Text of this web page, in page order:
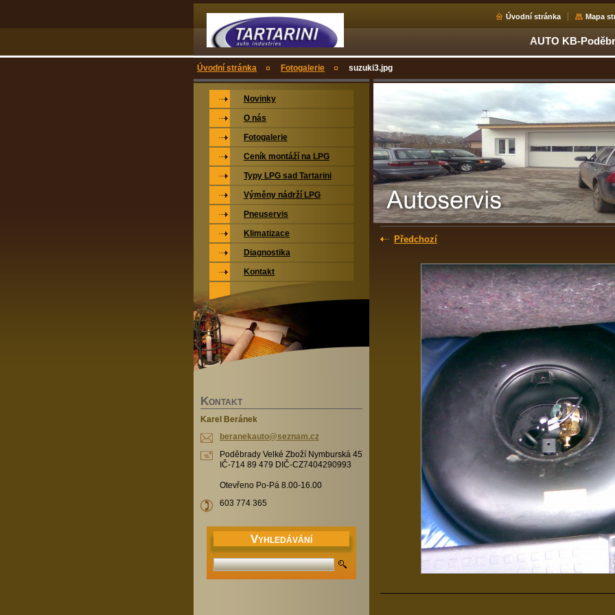
Úvodní stránka Mapa
AUTO KB-
Úvodní stránka Fotogalerie suzuki3.jpg
Předchozí
Novinky
O nás
Fotogalerie
Ceník montáží na LPG
Typy LPG sad Tartarini
Výměny nádrží LPG
Pneuservis
Klimatizace
Diagnostika
Kontakt
KONTAKT
Karel Beránek
beranekauto@seznam.cz
Poděbrady Velké Zboží Nymburská 45
IČ-714 89 479 DIČ-CZ7404290993
Otevřeno Po-Pá 8.00-16.00
603 774 365
VYHLEDÁVÁNÍ